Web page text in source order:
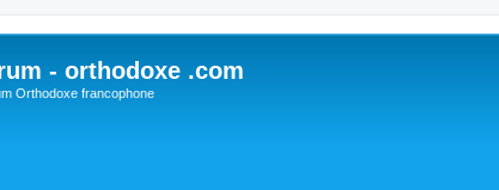
- orthodoxe .com
Orthodoxe francophone